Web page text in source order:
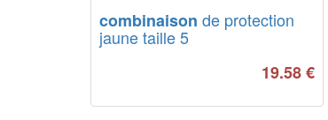
combinaison de protection
jaune taille 5
19.58 €